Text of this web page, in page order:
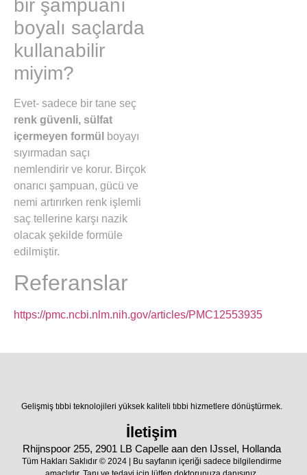
bir şampuanı
boyalı saçlarda
kullanabilir
miyim?
Evet- sadece bir tane seç
renk güvenli, sülfat
içermeyen formül
boyayı
sıyırmadan saçı
nemlendirir ve korur. Birçok
onarıcı şampuan, gücü ve
nemi artırırken renk işlemli
saç tellerine karşı nazik
olacak şekilde formüle
edilmiştir.
Referanslar
https://pmc.ncbi.nlm.nih.gov/articles/PMC12553935
Gelişmiş tıbbi teknolojileri yüksek kaliteli tıbbi hizmetlere dönüştürmek.
İletişim
Rhijnspoor 255, 2901 LB Capelle aan den IJssel, Hollanda
Tüm Hakları Saklıdır © 2024 | Bu sayfanın içeriği sadece bilgilendirme